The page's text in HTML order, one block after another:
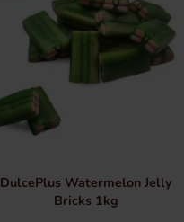
DulcePlus Watermelon Jelly
Bricks 1kg